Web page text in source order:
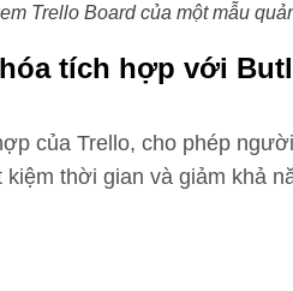
Trello Board của một mẫu
tích hợp với
của Trello, cho phép
thời gian và giảm khả